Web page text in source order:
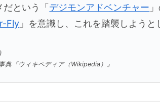
だという「デジモンアドベンチャー
Fly 」を意識し、これを踏襲しようと
典『ウィキペディア（Wikipedia）』